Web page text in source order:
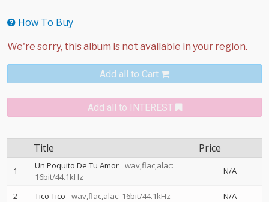
How To Buy
Add all to Cart
Add all to INTEREST
Title Price
1 Un Poquito De Tu Amor wav,flac,alac:
16bit/44.1kHz
N/A
2 Tico Tico wav,flac,alac: 16bit/44.1kHz
N/A